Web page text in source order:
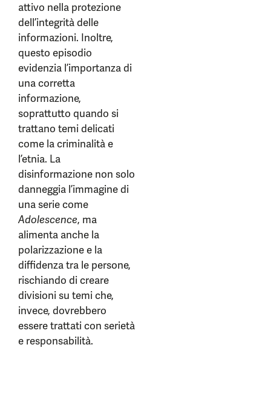
attivo nella protezione
dell’integrità delle
informazioni. Inoltre,
questo episodio
evidenzia l’importanza di
una corretta
informazione,
soprattutto quando si
trattano temi delicati
come la criminalità e
l’etnia. La
disinformazione non solo
danneggia l’immagine di
una serie come
Adolescence, ma
alimenta anche la
polarizzazione e la
diffidenza tra le persone,
rischiando di creare
divisioni su temi che,
invece, dovrebbero
essere trattati con serietà
e responsabilità.